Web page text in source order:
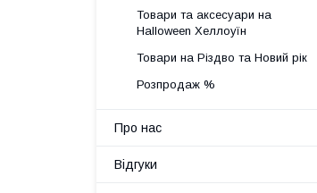
Товари та аксесуари на
Halloween Хеллоуїн
Товари на Різдво та Новий рік
Розпродаж %
Про нас
Відгуки